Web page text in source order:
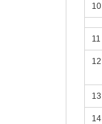
10
11
12
13
14